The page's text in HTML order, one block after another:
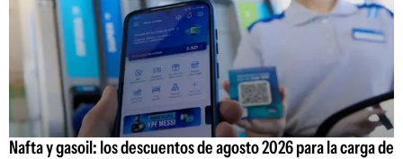
Nafta y gasoil: los descuentos de agosto 2026 para la carga de